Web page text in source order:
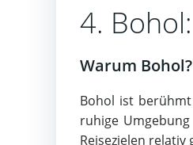
4.
Warum Bohol?
Bohol ist
ruhige
Reisezielen